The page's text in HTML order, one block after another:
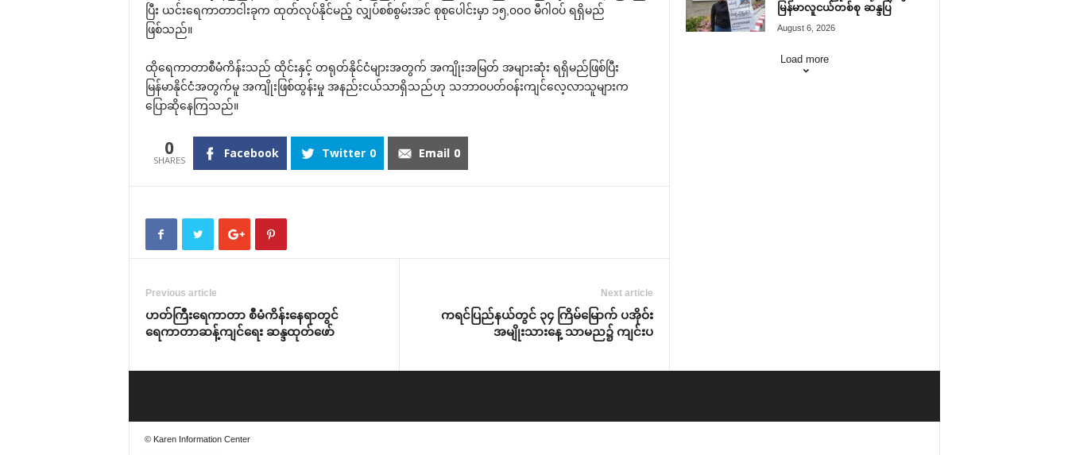
ပြီး ယင်း‌ရေကာတာငါးခုက ထုတ်လုပ်နိုင်မည့် လျှပ်စစ်စွမ်းအင် စုစု‌ပေါင်းမှာ ၁၅,၀၀ဝ မီဂါဝပ် ရရှိမည်
ဖြစ်သည်။
ထို‌ရေကာတာစီမံကိန်းသည် ထိုင်းနှင့် တရုတ်နိုင်ငံများအတွက် အကျိုးအမြတ် အများဆုံး ရရှိမည်ဖြစ်ပြီး
မြန်မာနိုင်ငံအတွက်မူ အကျိုးဖြစ်ထွန်းမှု အနည်းငယ်သာရှိသည်ဟု သဘာဝပတ်ဝန်းကျင်‌လေ့လာသူများက
‌ပြောဆို‌နေကြသည်။
0 Facebook Twitter 0 Email 0
Previous article
ဟတ်ကြီး‌ရေကာတာ စီမံကိန်း‌နေရာတွင်
‌ရေကာတာဆန့်ကျင်‌ရေး ဆန္ဒထုတ်‌ဖော်
Next article
ကရင်ပြည်နယ်တွင် ၃၄ ကြိမ်‌မြောက် ပအိုဝ်း
အမျိုးသား‌နေ့ သာမည၌ ကျင်းပ
မြန်မာလူငယ်တစ်စု ဆန္ဒပြ
August 6, 2026
Load more
© Karen Information Center